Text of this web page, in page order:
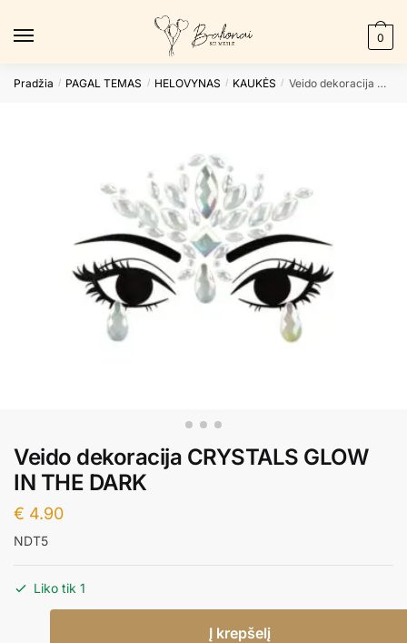
0
Pradžia / PAGAL TEMAS / HELOVYNAS / KAUKĖS / Veido dekoracija CRYSTALS GLOW IN THE DARK
Veido dekoracija CRYSTALS GLOW
IN THE DARK
€ 4.90
NDT5
Liko tik 1
Į krepšelį